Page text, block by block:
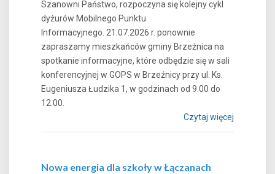
Szanowni Państwo, rozpoczyna się kolejny cykl
dyżurów Mobilnego Punktu
Informacyjnego. 21.07.2026 r. ponownie
zapraszamy mieszkańców gminy Brzeźnica na
spotkanie informacyjne, które odbędzie się w sali
konferencyjnej w GOPS w Brzeźnicy przy ul. Ks.
Eugeniusza Łudzika 1, w godzinach od 9.00 do
12.00.
Czytaj więcej
Nowa energia dla szkoły w Łączanach